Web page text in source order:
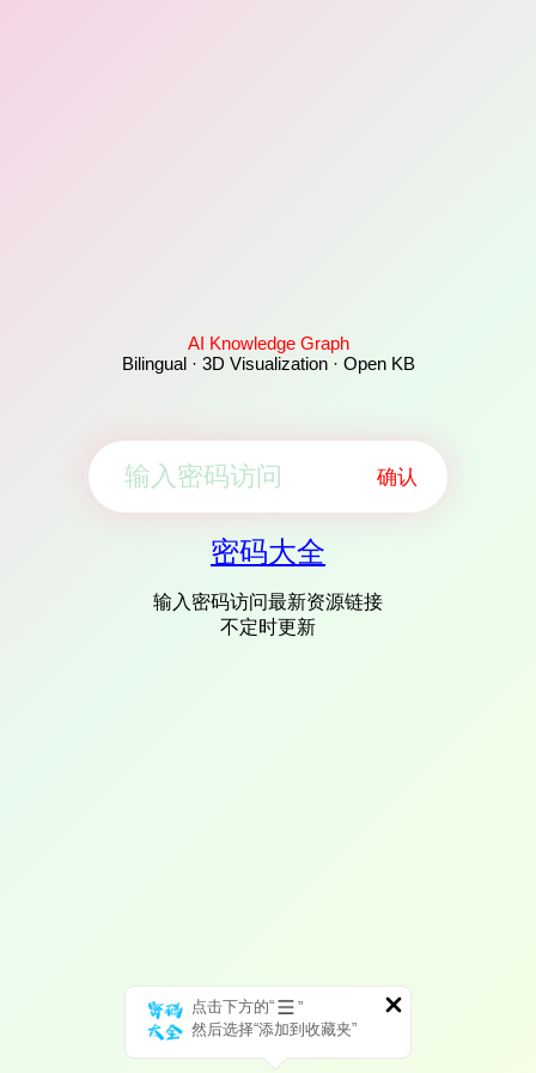
AI Knowledge Graph
Bilingual · 3D Visualization · Open KB
确认
密码大全
输入密码访问最新资源链接
不定时更新
点击下方的“
”
然后选择“添加到收藏夹”